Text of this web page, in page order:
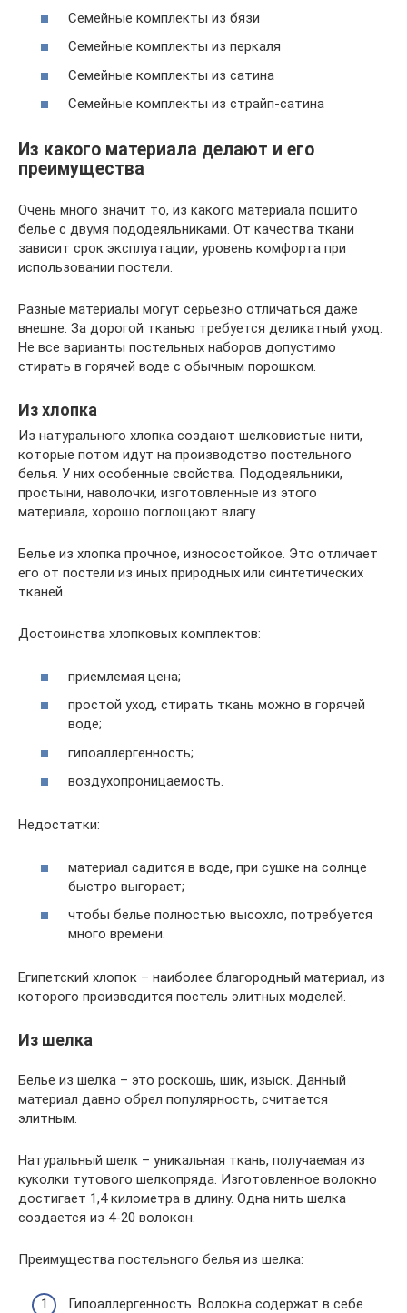
Семейные комплекты из бязи
Семейные комплекты из перкаля
Семейные комплекты из сатина
Семейные комплекты из страйп-сатина
Из какого материала делают и его
преимущества
Очень много значит то, из какого материала пошито
белье с двумя пододеяльниками. От качества ткани
зависит срок эксплуатации, уровень комфорта при
использовании постели.
Разные материалы могут серьезно отличаться даже
внешне. За дорогой тканью требуется деликатный уход.
Не все варианты постельных наборов допустимо
стирать в горячей воде с обычным порошком.
Из хлопка
Из натурального хлопка создают шелковистые нити,
которые потом идут на производство постельного
белья. У них особенные свойства. Пододеяльники,
простыни, наволочки, изготовленные из этого
материала, хорошо поглощают влагу.
Белье из хлопка прочное, износостойкое. Это отличает
его от постели из иных природных или синтетических
тканей.
Достоинства хлопковых комплектов:
приемлемая цена;
простой уход, стирать ткань можно в горячей
воде;
гипоаллергенность;
воздухопроницаемость.
Недостатки:
материал садится в воде, при сушке на солнце
быстро выгорает;
чтобы белье полностью высохло, потребуется
много времени.
Египетский хлопок – наиболее благородный материал, из
которого производится постель элитных моделей.
Из шелка
Белье из шелка – это роскошь, шик, изыск. Данный
материал давно обрел популярность, считается
элитным.
Натуральный шелк – уникальная ткань, получаемая из
куколки тутового шелкопряда. Изготовленное волокно
достигает 1,4 километра в длину. Одна нить шелка
создается из 4-20 волокон.
Преимущества постельного белья из шелка:
Гипоаллергенность. Волокна содержат в себе